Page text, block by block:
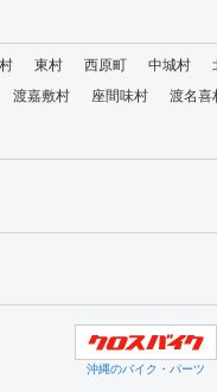
東村 西原町 中城村
渡嘉敷村 座間味村 渡名喜
沖縄のバイク・パーツ